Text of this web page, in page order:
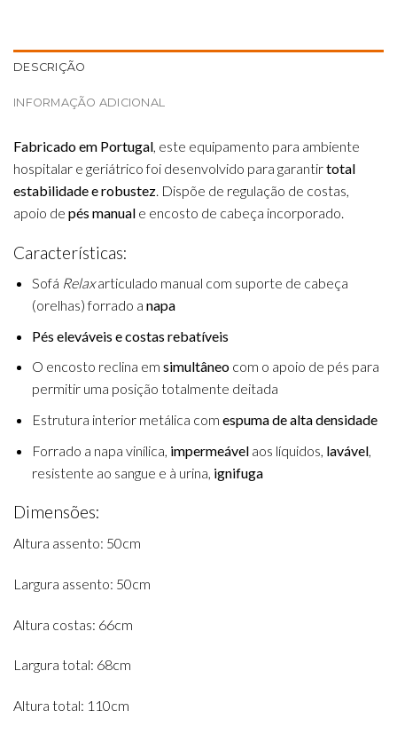
DESCRIÇÃO
INFORMAÇÃO ADICIONAL
Fabricado em Portugal, este equipamento para ambiente
hospitalar e geriátrico foi desenvolvido para garantirtotal
estabilidade e robustez. Dispõe de regulação de costas,
apoio de pés manual e encosto de cabeça incorporado.
Características:
Sofá Relaxarticulado manual com suporte de cabeça
(orelhas) forrado a napa
Pés eleváveis e costas rebatíveis
O encosto reclina em simultâneocom o apoio de pés para
permitir uma posição totalmente deitada
Estrutura interior metálica com espuma de alta densidade
Forrado a napa vinílica, impermeávelaos líquidos, lavável,
resistente ao sangue e à urina, ignifuga
Dimensões:
Altura assento: 50cm
Largura assento: 50cm
Altura costas: 66cm
Largura total: 68cm
Altura total: 110cm